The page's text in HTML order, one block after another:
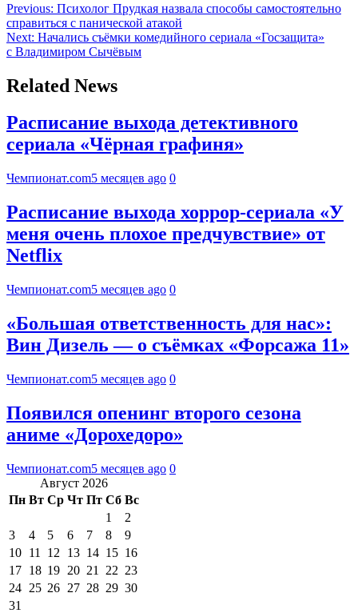
Previous: Психолог Прудкая назвала способы самостоятельно
справиться с панической атакой
Next: Начались съёмки комедийного сериала «Госзащита»
с Владимиром Сычёвым
Related News
Расписание выхода детективного
сериала «Чёрная графиня»
Чемпионат.com5 месяцев ago 0
Расписание выхода хоррор-сериала «У
меня очень плохое предчувствие» от
Netflix
Чемпионат.com5 месяцев ago 0
«Большая ответственность для нас»:
Вин Дизель — о съёмках «Форсажа 11»
Чемпионат.com5 месяцев ago 0
Появился опенинг второго сезона
аниме «Дорохедоро»
Чемпионат.com5 месяцев ago 0
Август 2026
Пн Вт Ср Чт Пт Сб Вс
1
2
3
4 5 6 7 8
9
10 11 12 13 14 15 16
17 18 19 20 21 22 23
24 25 26 27 28 29 30
31